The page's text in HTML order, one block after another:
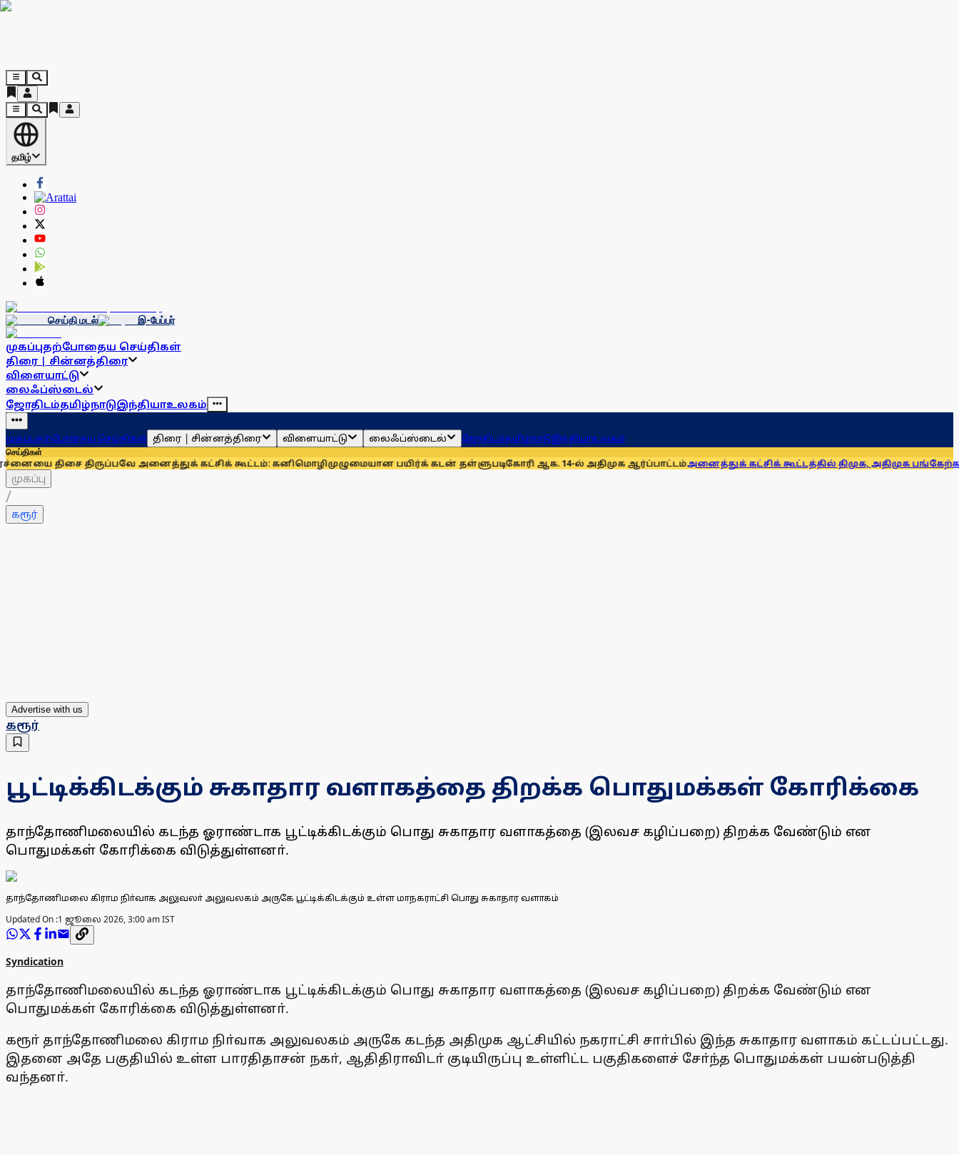
தமிழ்
செய்தி மடல் இ-பேப்பர்
முகப்புதற்போதைய செய்திகள்
திரை | சின்னத்திரை
விளையாட்டு
லைஃப்ஸ்டைல்
ஜோதிடம்தமிழ்நாடுஇந்தியாஉலகம்
முகப்புதற்போதைய செய்திகள் திரை | சின்னத்திரை விளையாட்டு லைஃப்ஸ்டைல் ஜோதிடம்தமிழ்நாடுஇந்தியாஉலகம்
செய்திகள்
திருப்பவே அனைத்துக் கட்சிக் கூட்டம்: கனிமொழிமுழுமையான பயிர்க் கடன் தள்ளுபடிகோரி ஆக. 14-ல் அதிமுக ஆர்ப்பாட்டம்அனைத்துக் கட்சிக் கூட்டத்தில் திமுக, அதிமுக பங்கேற்கவில்லை
முகப்பு
/
கரூர்
Advertise with us
கரூர்
பூட்டிக்கிடக்கும் சுகாதார வளாகத்தை திறக்க பொதுமக்கள் கோரிக்கை
தாந்தோணிமலையில் கடந்த ஓராண்டாக பூட்டிக்கிடக்கும் பொது சுகாதார வளாகத்தை (இலவச கழிப்பறை) திறக்க வேண்டும் என
பொதுமக்கள் கோரிக்கை விடுத்துள்ளனா்.
தாந்தோணிமலை கிராம நிா்வாக அலுவலா் அலுவலகம் அருகே பூட்டிக்கிடக்கும் உள்ள மாநகராட்சி பொது சுகாதார வளாகம்
Updated On :1 ஜூலை 2026, 3:00 am IST
Syndication
தாந்தோணிமலையில் கடந்த ஓராண்டாக பூட்டிக்கிடக்கும் பொது சுகாதார வளாகத்தை (இலவச கழிப்பறை) திறக்க வேண்டும் என
பொதுமக்கள் கோரிக்கை விடுத்துள்ளனா்.
கரூா் தாந்தோணிமலை கிராம நிா்வாக அலுவலகம் அருகே கடந்த அதிமுக ஆட்சியில் நகராட்சி சாா்பில் இந்த சுகாதார வளாகம் கட்டப்பட்டது.
இதனை அதே பகுதியில் உள்ள பாரதிதாசன் நகா், ஆதிதிராவிடா் குடியிருப்பு உள்ளிட்ட பகுதிகளைச் சோ்ந்த பொதுமக்கள் பயன்படுத்தி
வந்தனா்.